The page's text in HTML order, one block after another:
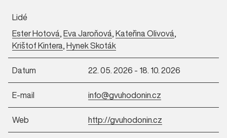
Lidé
Ester Hotová,Eva Jaroňová,Kateřina Olivová,
Krištof Kintera,Hynek Skoták
Datum 22. 05. 2026 - 18. 10. 2026
E-mail info@gvuhodonin.cz
Web http://gvuhodonin.cz